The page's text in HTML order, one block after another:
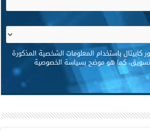
كابيتال باستخدام المعلومات الشخصية المذكورة
كما هو موضح بسياسة الخصوصية